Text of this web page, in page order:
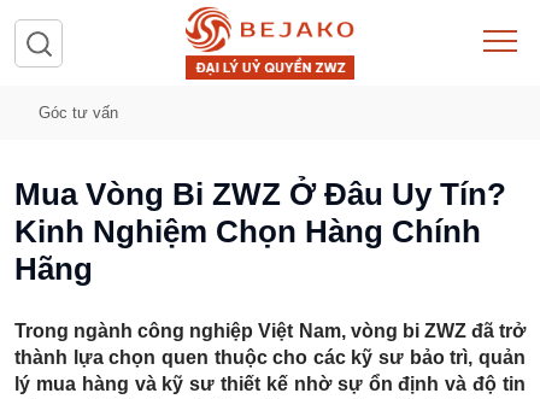
Góc tư vấn
Mua Vòng Bi ZWZ Ở Đâu Uy Tín?
Kinh Nghiệm Chọn Hàng Chính
Hãng
Trong ngành công nghiệp Việt Nam, vòng bi ZWZđã trở
thành lựa chọn quen thuộc cho các kỹ sư bảo trì, quản
lý mua hàng và kỹ sư thiết kế nhờ sự ổn định và độ tin